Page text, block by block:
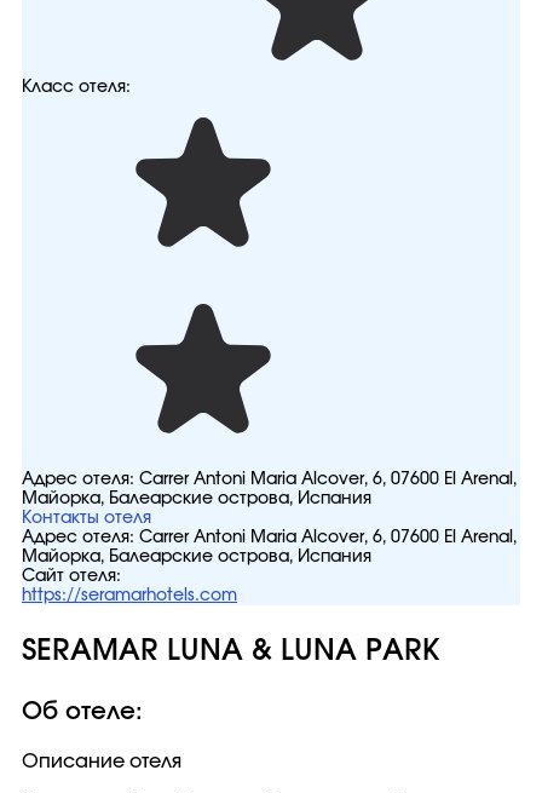
Класс отеля:
Адрес отеля: Carrer Antoni Maria Alcover, 6, 07600 El Arenal,
Майорка, Балеарские острова, Испания
Контакты отеля
Адрес отеля: Carrer Antoni Maria Alcover, 6, 07600 El Arenal,
Майорка, Балеарские острова, Испания
Сайт отеля:
https://seramarhotels.com
SERAMAR LUNA & LUNA PARK
Об отеле:
Описание отеля